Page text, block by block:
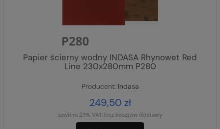
Papier ścierny wodny INDASA Rhynowet Red
Line 230x280mm P280
Producent: Indasa
249,50 zł
zawiera 23% VAT, bez kosztów dostawy